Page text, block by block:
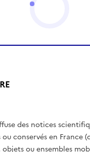
des notices
conservés en France
ou ensembles